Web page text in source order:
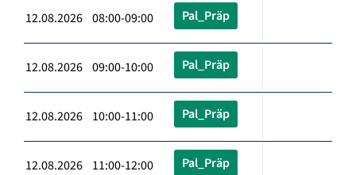
12.08.2026 08:00-09:00 Pal_Präp
12.08.2026 09:00-10:00 Pal_Präp
12.08.2026 10:00-11:00 Pal_Präp
12.08.2026 11:00-12:00 Pal_Präp